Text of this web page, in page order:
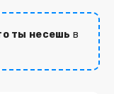
ты несешь в